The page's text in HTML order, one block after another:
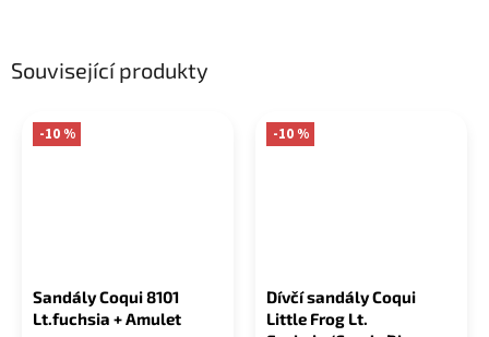
Související produkty
-10 %
Sandály Coqui 8101
Lt.fuchsia + Amulet
-10 %
Dívčí sandály Coqui
Little Frog Lt.